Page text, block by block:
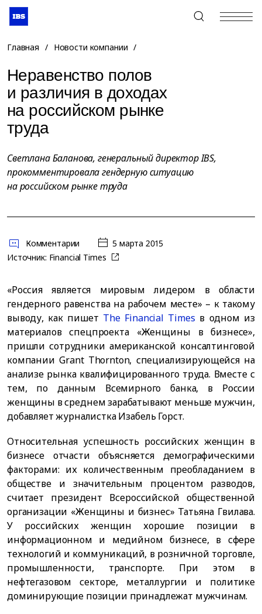
+7 (495) 967-80-80
Главная / Новости компании /
Неравенство полов
и различия в доходах
на российском рынке
труда
Светлана Баланова, генеральный директор IBS,
прокомментировала гендерную ситуацию
на российском рынке труда
Комментарии
5 марта 2015
Источник: Financial Times
«Россия является мировым лидером в области
гендерного равенства на рабочем месте» – к такому
выводу, как пишет The Financial Times в одном из
материалов спецпроекта «Женщины в бизнесе»,
пришли сотрудники американской консалтинговой
компании Grant Thornton, специализирующейся на
анализе рынка квалифицированного труда. Вместе с
тем, по данным Всемирного банка, в России
женщины в среднем зарабатывают меньше мужчин,
добавляет журналистка Изабель Горст.
Относительная успешность российских женщин в
бизнесе отчасти объясняется демографическими
факторами: их количественным преобладанием в
обществе и значительным процентом разводов,
считает президент Всероссийской общественной
организации «Женщины и бизнес» Татьяна Гвилава.
У российских женщин хорошие позиции в
информационном и медийном бизнесе, в сфере
технологий и коммуникаций, в розничной торговле,
промышленности, транспорте. При этом в
нефтегазовом секторе, металлургии и политике
доминирующие позиции принадлежат мужчинам.